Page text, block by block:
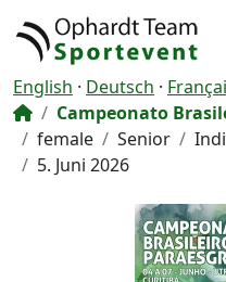
English · Deutsch ·
Campeonato
female
Senior
5. Juni 2026